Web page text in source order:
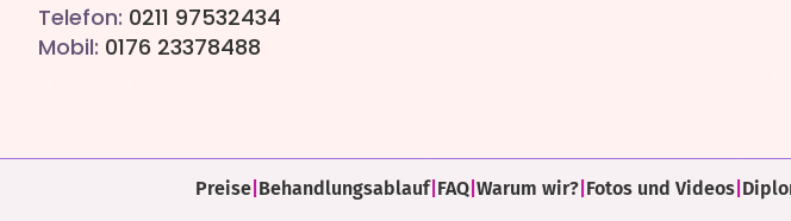
Telefon: 0211 97532434
Mobil: 0176 23378488
Preise Behandlungsablauf| FAQ Warum wir? Fotos und Videos